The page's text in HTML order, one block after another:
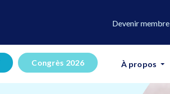
Devenir membre
À propos
Congrès 2026